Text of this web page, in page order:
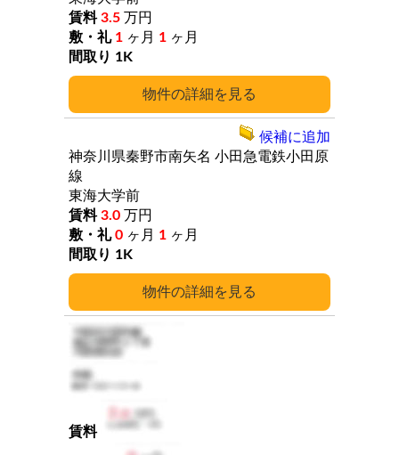
詳細
3.5 万円
1 ヶ月 1 ヶ月
1K
詳細
神奈川県秦野市南矢名 小田急電鉄小田原
線
東海大学前
3.0 万円
0 ヶ月 1 ヶ月
1K
候補に追加